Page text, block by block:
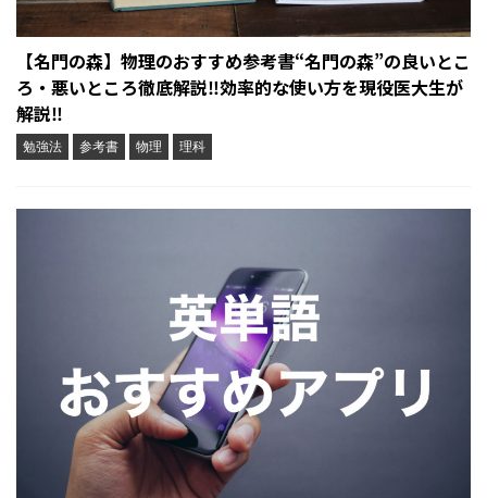
【名門の森】物理のおすすめ参考書“名門の森”の良いとこ
ろ・悪いところ徹底解説‼︎効率的な使い方を現役医大生が
解説‼︎
勉強法 参考書 物理 理科